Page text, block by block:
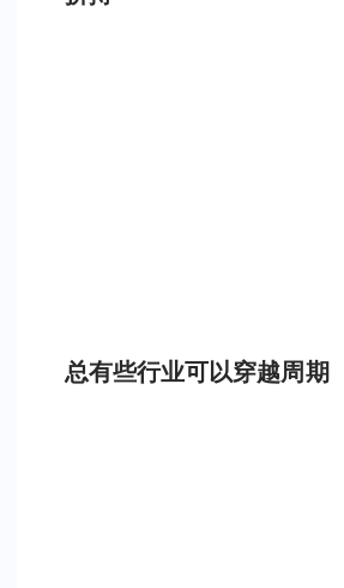
总有些行业可以穿越周期